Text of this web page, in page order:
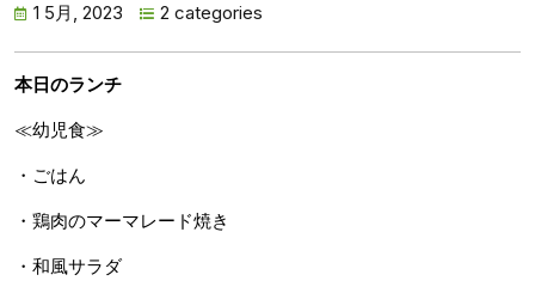
1 5月, 2023 2 categories
本日のランチ
≪幼児食≫
・ごはん
・鶏肉のマーマレード焼き
・和風サラダ